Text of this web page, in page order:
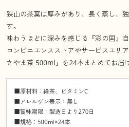
狭山の茶葉は厚みがあり、長く蒸し、
す。
味わうほどに深みを感じる『彩の国』
コンビニエンスストアやサービスエリ
さやま茶 500ml」を24本まとめてお届
■原材料：緑茶、ビタミンC
■アレルゲン表示：無し
■賞味期限：製造日より270日
■規格：500ml×24本